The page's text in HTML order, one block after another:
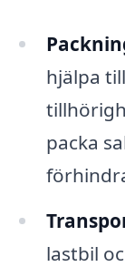
hjälpa
packa
lastbil